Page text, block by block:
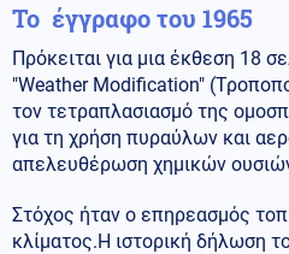
Το έγγραφο του 1965
Πρόκειται για μια έκθεση 18
"Weather Modification"
τον τετραπλασιασμό της
για τη χρήση πυραύλων και
απελευθέρωση χημικών
Στόχος ήταν ο επηρεασμός
κλίματος.Η ιστορική δήλωση